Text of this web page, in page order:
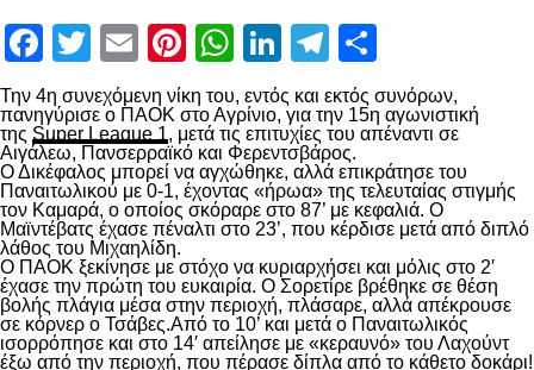
Facebook
Twitter
EmailPinterest
WhatsApp
LinkedIn
Telegram
Την 4η συνεχόμενη νίκη του, εντός και εκτός συνόρων,
πανηγύρισε ο ΠΑΟΚ στο Αγρίνιο, για την 15η αγωνιστική
της Super League 1, μετά τις επιτυχίες του απέναντι σε
Αιγάλεω, Πανσερραϊκό και Φερεντσβάρος.
Ο Δικέφαλος μπορεί να αγχώθηκε, αλλά επικράτησε του
Παναιτωλικού με 0-1, έχοντας «ήρωα» της τελευταίας στιγμής
τον Καμαρά, ο οποίος σκόραρε στο 87’ με κεφαλιά. Ο
Μαϊντέβατς έχασε πέναλτι στο 23’, που κέρδισε μετά από διπλό
λάθος του Μιχαηλίδη.
Ο ΠΑΟΚ ξεκίνησε με στόχο να κυριαρχήσει και μόλις στο 2′
έχασε την πρώτη του ευκαιρία. Ο Σορετίρε βρέθηκε σε θέση
βολής πλάγια μέσα στην περιοχή, πλάσαρε, αλλά απέκρουσε
σε κόρνερ ο Τσάβες.Από το 10’ και μετά ο Παναιτωλικός
ισορρόπησε και στο 14′ απείλησε με «κεραυνό» του Λαχούντ
έξω από την περιοχή, που πέρασε δίπλα από το κάθετο δοκάρι!